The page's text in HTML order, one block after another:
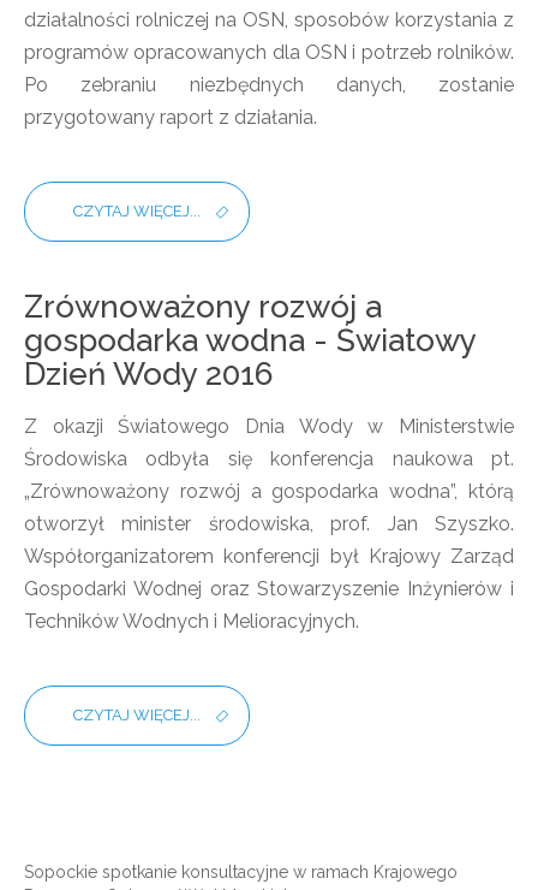
działalności rolniczej na OSN, sposobów korzystania z
programów opracowanych dla OSN i potrzeb rolników.
Po zebraniu niezbędnych danych, zostanie
przygotowany raport z działania.
CZYTAJ WIĘCEJ...
Zrównoważony rozwój a
gospodarka wodna - Światowy
Dzień Wody 2016
Z okazji Światowego Dnia Wody w Ministerstwie
Środowiska odbyła się konferencja naukowa pt.
„Zrównoważony rozwój a gospodarka wodna”, którą
otworzył minister środowiska, prof. Jan Szyszko.
Współorganizatorem konferencji był Krajowy Zarząd
Gospodarki Wodnej oraz Stowarzyszenie Inżynierów i
Techników Wodnych i Melioracyjnych.
CZYTAJ WIĘCEJ...
Sopockie spotkanie konsultacyjne w ramach Krajowego